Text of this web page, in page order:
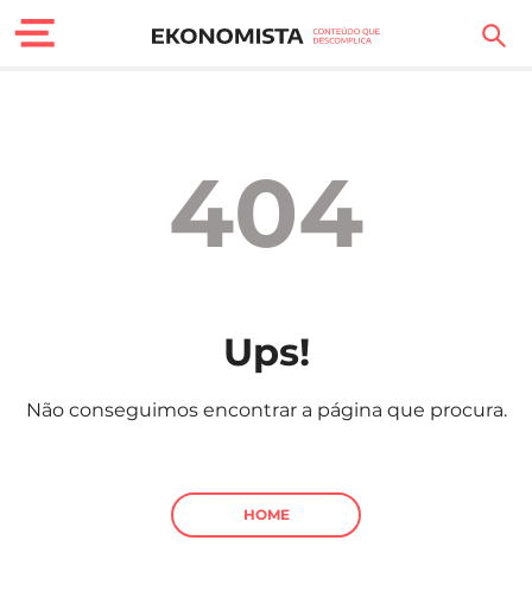
Carreira
Sociedade
Negócios
404
Ups!
Não conseguimos encontrar a página que procura.
HOME